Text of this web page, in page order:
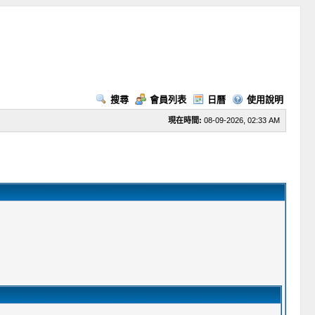
搜尋 會員列表 日曆 使用說明
現在時間: 08-09-2026, 02:33 AM